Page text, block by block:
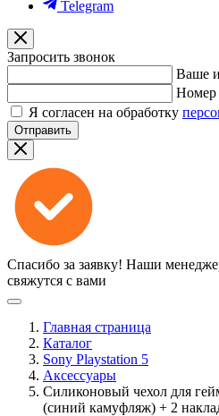
Telegram
Запросить звонок
Ваше
Номер
Я согласен на обработку
Отправить
Спасибо за заявку! Наши
свяжутся с вами
Главная страница
Каталог
Sony Playstation 5
Аксессуары
Силиконовый чехол для
(синий камуфляж) + 2